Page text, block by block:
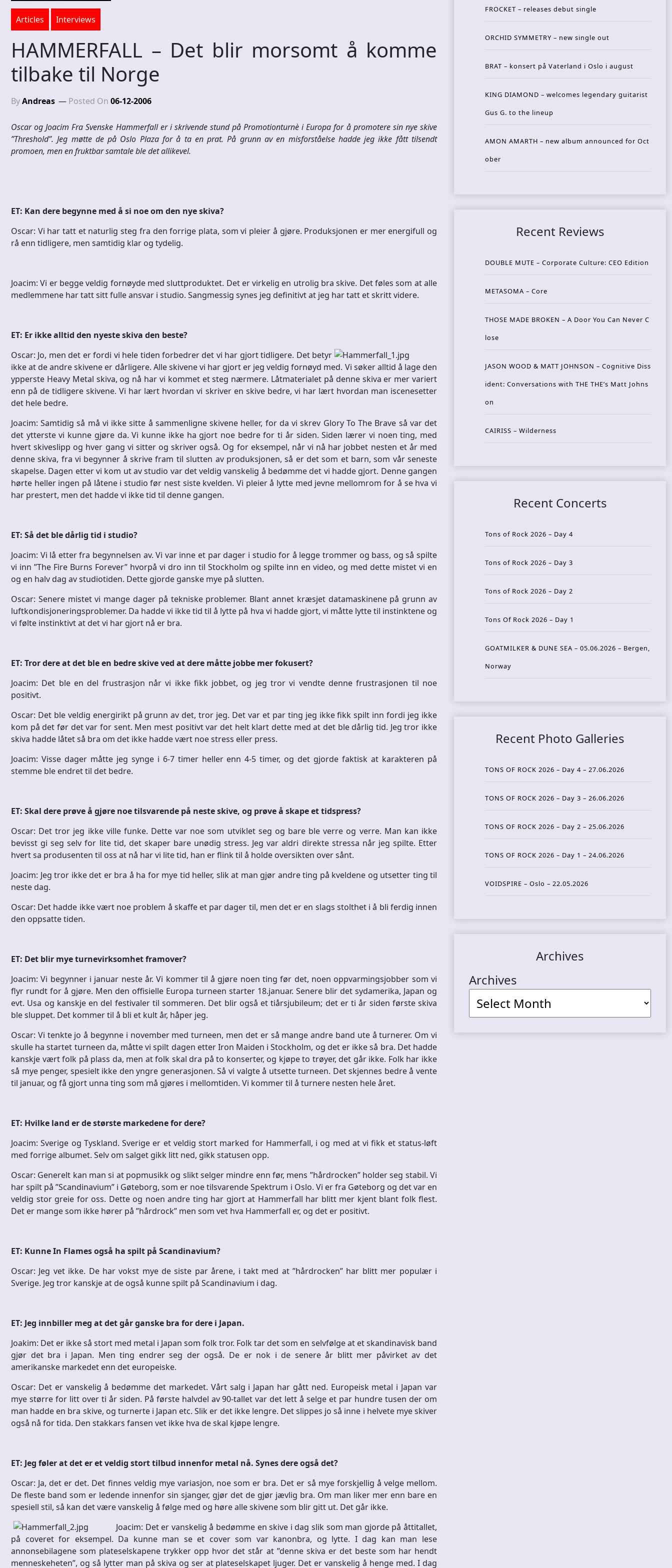
Articles Interviews
HAMMERFALL – Det blir morsomt å komme
tilbake til Norge
ByAndreas Posted On 06-12-2006
Oscar og Joacim Fra Svenske Hammerfall er i skrivende stund på Promotionturnè i Europa for å promotere sin nye skive
”Threshold”. Jeg møtte de på Oslo Plaza for å ta en prat. På grunn av en misforståelse hadde jeg ikke fått tilsendt
promoen, men en fruktbar samtale ble det allikevel.
ET: Kan dere begynne med å si noe om den nye skiva?
Oscar: Vi har tatt et naturlig steg fra den forrige plata, som vi pleier å gjøre. Produksjonen er mer energifull og
rå enn tidligere, men samtidig klar og tydelig.
Joacim: Vi er begge veldig fornøyde med sluttproduktet. Det er virkelig en utrolig bra skive. Det føles som at alle
medlemmene har tatt sitt fulle ansvar i studio. Sangmessig synes jeg definitivt at jeg har tatt et skritt videre.
ET: Er ikke alltid den nyeste skiva den beste?
Oscar: Jo, men det er fordi vi hele tiden forbedrer det vi har gjort tidligere. Det betyr
ikke at de andre skivene er dårligere. Alle skivene vi har gjort er jeg veldig fornøyd med. Vi søker alltid å lage den
ypperste Heavy Metal skiva, og nå har vi kommet et steg nærmere. Låtmaterialet på denne skiva er mer variert
enn på de tidligere skivene. Vi har lært hvordan vi skriver en skive bedre, vi har lært hvordan man iscenesetter
det hele bedre.
Joacim: Samtidig så må vi ikke sitte å sammenligne skivene heller, for da vi skrev Glory To The Brave så var det
det ytterste vi kunne gjøre da. Vi kunne ikke ha gjort noe bedre for ti år siden. Siden lærer vi noen ting, med
hvert skiveslipp og hver gang vi sitter og skriver også. Og for eksempel, når vi nå har jobbet nesten et år med
denne skiva, fra vi begynner å skrive fram til slutten av produksjonen, så er det som et barn, som vår seneste
skapelse. Dagen etter vi kom ut av studio var det veldig vanskelig å bedømme det vi hadde gjort. Denne gangen
hørte heller ingen på låtene i studio før nest siste kvelden. Vi pleier å lytte med jevne mellomrom for å se hva vi
har prestert, men det hadde vi ikke tid til denne gangen.
ET: Så det ble dårlig tid i studio?
Joacim: Vi lå etter fra begynnelsen av. Vi var inne et par dager i studio for å legge trommer og bass, og så spilte
vi inn ”The Fire Burns Forever” hvorpå vi dro inn til Stockholm og spilte inn en video, og med dette mistet vi en
og en halv dag av studiotiden. Dette gjorde ganske mye på slutten.
Oscar: Senere mistet vi mange dager på tekniske problemer. Blant annet kræsjet datamaskinene på grunn av
luftkondisjoneringsproblemer. Da hadde vi ikke tid til å lytte på hva vi hadde gjort, vi måtte lytte til instinktene og
vi følte instinktivt at det vi har gjort nå er bra.
ET: Tror dere at det ble en bedre skive ved at dere måtte jobbe mer fokusert?
Joacim: Det ble en del frustrasjon når vi ikke fikk jobbet, og jeg tror vi vendte denne frustrasjonen til noe
positivt.
Oscar: Det ble veldig energirikt på grunn av det, tror jeg. Det var et par ting jeg ikke fikk spilt inn fordi jeg ikke
kom på det før det var for sent. Men mest positivt var det helt klart dette med at det ble dårlig tid. Jeg tror ikke
skiva hadde låtet så bra om det ikke hadde vært noe stress eller press.
Joacim: Visse dager måtte jeg synge i 6-7 timer heller enn 4-5 timer, og det gjorde faktisk at karakteren på
stemme ble endret til det bedre.
ET: Skal dere prøve å gjøre noe tilsvarende på neste skive, og prøve å skape et tidspress?
Oscar: Det tror jeg ikke ville funke. Dette var noe som utviklet seg og bare ble verre og verre. Man kan ikke
bevisst gi seg selv for lite tid, det skaper bare unødig stress. Jeg var aldri direkte stressa når jeg spilte. Etter
hvert sa produsenten til oss at nå har vi lite tid, han er flink til å holde oversikten over sånt.
Joacim: Jeg tror ikke det er bra å ha for mye tid heller, slik at man gjør andre ting på kveldene og utsetter ting til
neste dag.
Oscar: Det hadde ikke vært noe problem å skaffe et par dager til, men det er en slags stolthet i å bli ferdig innen
den oppsatte tiden.
ET: Det blir mye turnevirksomhet framover?
Joacim: Vi begynner i januar neste år. Vi kommer til å gjøre noen ting før det, noen oppvarmingsjobber som vi
flyr rundt for å gjøre. Men den offisielle Europa turneen starter 18.januar. Senere blir det sydamerika, Japan og
evt. Usa og kanskje en del festivaler til sommeren. Det blir også et tiårsjubileum; det er ti år siden første skiva
ble sluppet. Det kommer til å bli et kult år, håper jeg.
Oscar: Vi tenkte jo å begynne i november med turneen, men det er så mange andre band ute å turnerer. Om vi
skulle ha startet turneen da, måtte vi spilt dagen etter Iron Maiden i Stockholm, og det er ikke så bra. Det hadde
kanskje vært folk på plass da, men at folk skal dra på to konserter, og kjøpe to trøyer, det går ikke. Folk har ikke
så mye penger, spesielt ikke den yngre generasjonen. Så vi valgte å utsette turneen. Det skjennes bedre å vente
til januar, og få gjort unna ting som må gjøres i mellomtiden. Vi kommer til å turnere nesten hele året.
ET: Hvilke land er de største markedene for dere?
Joacim: Sverige og Tyskland. Sverige er et veldig stort marked for Hammerfall, i og med at vi fikk et status-løft
med forrige albumet. Selv om salget gikk litt ned, gikk statusen opp.
Oscar: Generelt kan man si at popmusikk og slikt selger mindre enn før, mens ”hårdrocken” holder seg stabil. Vi
har spilt på ”Scandinavium” i Gøteborg, som er noe tilsvarende Spektrum i Oslo. Vi er fra Gøteborg og det var en
veldig stor greie for oss. Dette og noen andre ting har gjort at Hammerfall har blitt mer kjent blant folk flest.
Det er mange som ikke hører på ”hårdrock” men som vet hva Hammerfall er, og det er positivt.
ET: Kunne In Flames også ha spilt på Scandinavium?
Oscar: Jeg vet ikke. De har vokst mye de siste par årene, i takt med at ”hårdrocken” har blitt mer populær i
Sverige. Jeg tror kanskje at de også kunne spilt på Scandinavium i dag.
ET: Jeg innbiller meg at det går ganske bra for dere i Japan.
Joakim: Det er ikke så stort med metal i Japan som folk tror. Folk tar det som en selvfølge at et skandinavisk band
gjør det bra i Japan. Men ting endrer seg der også. De er nok i de senere år blitt mer påvirket av det
amerikanske markedet enn det europeiske.
Oscar: Det er vanskelig å bedømme det markedet. Vårt salg i Japan har gått ned. Europeisk metal i Japan var
mye større for litt over ti år siden. På første halvdel av 90-tallet var det lett å selge et par hundre tusen der om
man hadde en bra skive, og turnerte i Japan etc. Slik er det ikke lengre. Det slippes jo så inne i helvete mye skiver
også nå for tida. Den stakkars fansen vet ikke hva de skal kjøpe lengre.
ET: Jeg føler at det er et veldig stort tilbud innenfor metal nå. Synes dere også det?
Oscar: Ja, det er det. Det finnes veldig mye variasjon, noe som er bra. Det er så mye forskjellig å velge mellom.
De fleste band som er ledende innenfor sin sjanger, gjør det de gjør jævlig bra. Om man liker mer enn bare en
spesiell stil, så kan det være vanskelig å følge med og høre alle skivene som blir gitt ut. Det går ikke.
Joacim: Det er vanskelig å bedømme en skive i dag slik som man gjorde på åttitallet,
på coveret for eksempel. Da kunne man se et cover som var kanonbra, og lytte. I dag kan man lese
annonsebilagene som plateselskapene trykker opp hvor det står at ”denne skiva er det beste som har hendt
menneskeheten”, og så lytter man på skiva og ser at plateselskapet ljuger. Det er vanskelig å henge med. I dag
FROCKET – releases debut single
ORCHID SYMMETRY – new single out
BRAT – konsert på Vaterland i Oslo i august
KING DIAMOND – welcomes legendary guitarist
Gus G. to the lineup
AMON AMARTH – new album announced for Oct
ober
Recent Reviews
DOUBLE MUTE – Corporate Culture: CEO Edition
METASOMA – Core
THOSE MADE BROKEN – A Door You Can Never C
lose
JASON WOOD & MATT JOHNSON – Cognitive Diss
ident: Conversations with THE THE’s Matt Johns
on
CAIRISS – Wilderness
Recent Concerts
Tons of Rock 2026 – Day 4
Tons of Rock 2026 – Day 3
Tons of Rock 2026 – Day 2
Tons Of Rock 2026 – Day 1
GOATMILKER & DUNE SEA – 05.06.2026 – Bergen,
Norway
Recent Photo Galleries
TONS OF ROCK 2026 – Day 4 – 27.06.2026
TONS OF ROCK 2026 – Day 3 – 26.06.2026
TONS OF ROCK 2026 – Day 2 – 25.06.2026
TONS OF ROCK 2026 – Day 1 – 24.06.2026
VOIDSPIRE – Oslo – 22.05.2026
Archives
Archives